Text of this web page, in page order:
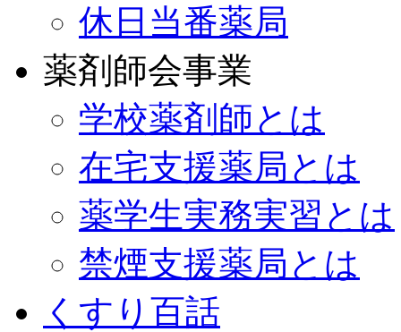
休日当番薬局
薬剤師会事業
学校薬剤師とは
在宅支援薬局とは
薬学生実務実習とは
禁煙支援薬局とは
くすり百話